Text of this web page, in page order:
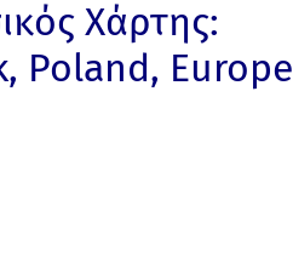
Χάρτης:
Poland, Europe